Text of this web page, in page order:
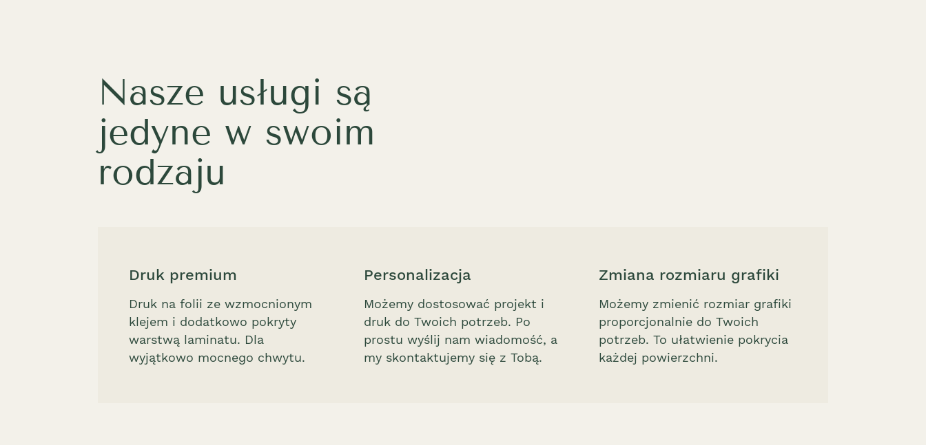
Nasze usługi są
jedyne w swoim
rodzaju
Druk premium
Druk na folii ze wzmocnionym
klejem i dodatkowo pokryty
warstwą laminatu. Dla
wyjątkowo mocnego chwytu.
Personalizacja
Możemy dostosować projekt i
druk do Twoich potrzeb. Po
prostu wyślij nam wiadomość, a
my skontaktujemy się z Tobą.
Zmiana rozmiaru grafiki
Możemy zmienić rozmiar grafiki
proporcjonalnie do Twoich
potrzeb. To ułatwienie pokrycia
każdej powierzchni.